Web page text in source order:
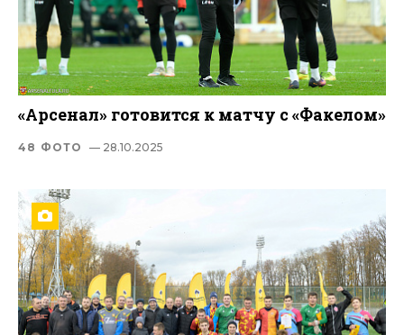
«Арсенал» готовится к матчу c «Факелом»
48 ФОТО — 28.10.2025